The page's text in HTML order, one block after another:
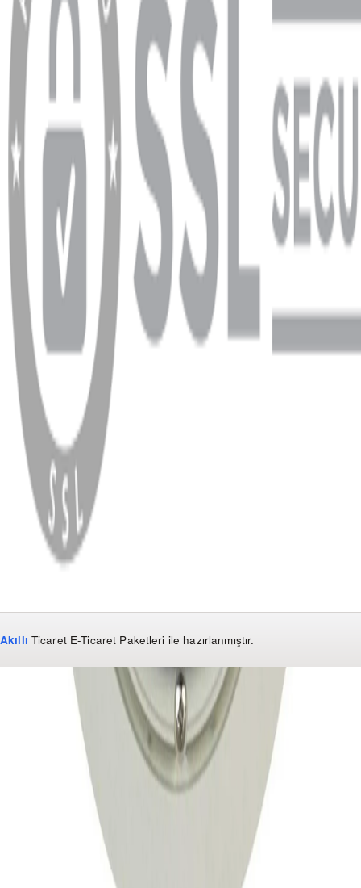
Ödeme ve Teslimat Şartları
Garanti ve İade Şartları
info@dukkanhifi.com
0850 441 40 44
info@dukkanhifi.com 0850 441 40 44
Çalışma Saatleri: Pazartesi - Cuma 09:30 - 19:30, Cumartesi 10:00 - 18:00
WhatsApp Facebook
Copyright
2026 Dükkan Hifi
Akıllı Ticaret E-Ticaret Paketleri ile hazırlanmıştır.
0850 441 40 44